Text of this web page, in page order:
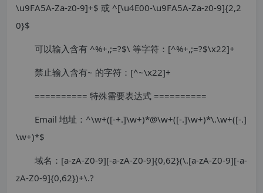
\u9FA5A-Za-z0-9]+$ 或 ^[\u4E00-\u9FA5A-Za-z0-9]{2,2
0}$
可以输入含有 ^%+,;=?$\ 等字符：[^%+,;=?$\x22]+
禁止输入含有~ 的字符：[^~\x22]+
========== 特殊需要表达式 ==========
Email 地址：^\w+([-+.]\w+)*@\w+([-.]\w+)*\.\w+([-.]
\w+)*$
域名：[a-zA-Z0-9][-a-zA-Z0-9]{0,62}(\.[a-zA-Z0-9][-a-
zA-Z0-9]{0,62})+\.?